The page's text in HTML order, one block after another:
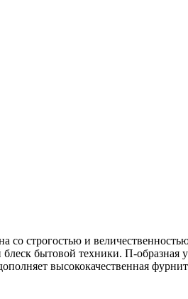
со строгостью и
блеск бытовой техники. П-
высококачественная